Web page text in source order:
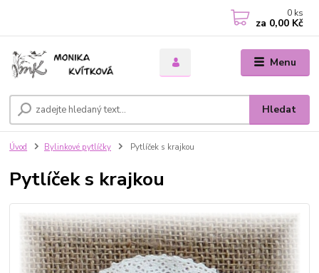
Menu
Hledat
0 ks
za 0,00 Kč
Úvod Bylinkové pytlíčky Pytlíček s krajkou
Pytlíček s krajkou